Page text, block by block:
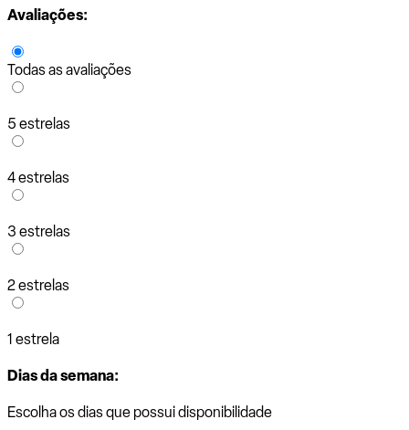
Avaliações:
Todas as avaliações
5 estrelas
4 estrelas
3 estrelas
2 estrelas
1 estrela
Dias da semana:
Escolha os dias que possui disponibilidade